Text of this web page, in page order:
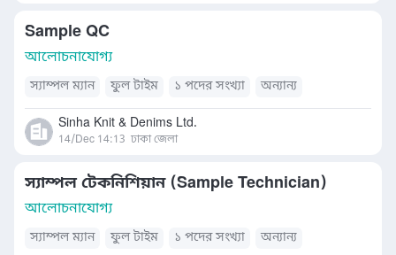
Sample QC
আলোচনাযোগ্য
স্যাম্পল ম্যান ফুল টাইম ১ পদের সংখ্যা অন্যান্য
Sinha Knit & Denims Ltd.
14/Dec 14:13 ঢাকা জেলা
স্যাম্পল টেকনিশিয়ান (Sample Technician)
আলোচনাযোগ্য
স্যাম্পল ম্যান ফুল টাইম ১ পদের সংখ্যা অন্যান্য